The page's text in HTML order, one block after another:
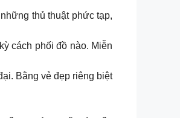
thủ thuật phức tạp,
cách phối đồ nào. Miễn
Bằng vẻ đẹp riêng biệt